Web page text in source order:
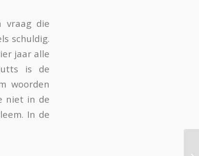
vraag die
schuldig.
jaar alle
is de
woorden
niet in de
In de